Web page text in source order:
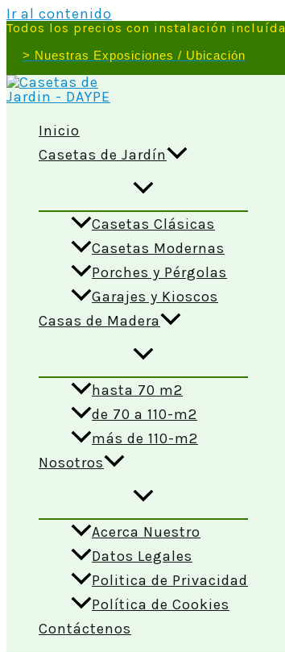
Ir al contenido
Todos los precios con instalación incluída
> Nuestras Exposiciones / Ubicación
Inicio
Casetas de Jardín
Casetas Clásicas
Casetas Modernas
Porches y Pérgolas
Garajes y Kioscos
Casas de Madera
hasta 70 m2
de 70 a 110-m2
más de 110-m2
Nosotros
Acerca Nuestro
Datos Legales
Politica de Privacidad
Política de Cookies
Contáctenos